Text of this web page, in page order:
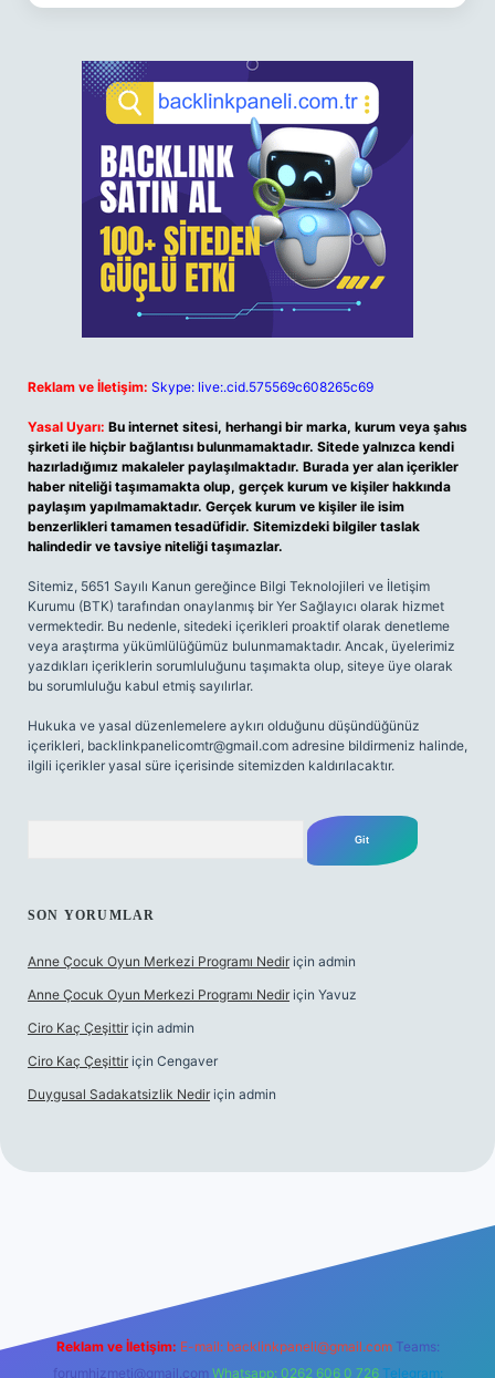
Reklam ve İletişim: Skype: live:.cid.575569c608265c69
Yasal Uyarı: Bu internet sitesi, herhangi bir marka, kurum veya şahıs
şirketi ile hiçbir bağlantısı bulunmamaktadır. Sitede yalnızca kendi
hazırladığımız makaleler paylaşılmaktadır. Burada yer alan içerikler
haber niteliği taşımamakta olup, gerçek kurum ve kişiler hakkında
paylaşım yapılmamaktadır. Gerçek kurum ve kişiler ile isim
benzerlikleri tamamen tesadüfidir. Sitemizdeki bilgiler taslak
halindedir ve tavsiye niteliği taşımazlar.
Sitemiz, 5651 Sayılı Kanun gereğince Bilgi Teknolojileri ve İletişim
Kurumu (BTK) tarafından onaylanmış bir Yer Sağlayıcı olarak hizmet
vermektedir. Bu nedenle, sitedeki içerikleri proaktif olarak denetleme
veya araştırma yükümlülüğümüz bulunmamaktadır. Ancak, üyelerimiz
yazdıkları içeriklerin sorumluluğunu taşımakta olup, siteye üye olarak
bu sorumluluğu kabul etmiş sayılırlar.
Hukuka ve yasal düzenlemelere aykırı olduğunu düşündüğünüz
içerikleri, backlinkpanelicomtr@gmail.com adresine bildirmeniz halinde,
ilgili içerikler yasal süre içerisinde sitemizden kaldırılacaktır.
SON YORUMLAR
Anne Çocuk Oyun Merkezi Programı Nedir için admin
Anne Çocuk Oyun Merkezi Programı Nedir için Yavuz
Ciro Kaç Çeşittir için admin
Ciro Kaç Çeşittir için Cengaver
Duygusal Sadakatsizlik Nedir için admin
elexbetgiris.org
Reklam ve İletişim: E-mail: backlinkpaneli@gmail.com Teams:
forumhizmeti@gmail.com Whatsapp: 0262 606 0 726 Telegram: